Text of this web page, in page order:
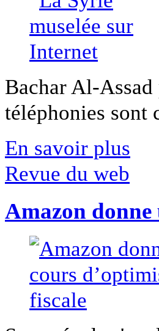
Bachar Al-
téléphonies sont
En savoir plus
Revue du web
Amazon donne